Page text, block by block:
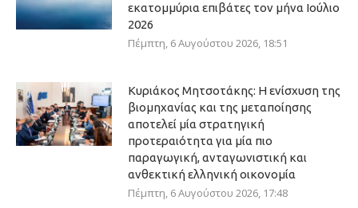
εκατομμύρια επιβάτες τον μήνα Ιούλιο
2026
Πέμπτη, 6 Αυγούστου 2026, 18:51
Κυριάκος Μητσοτάκης: Η ενίσχυση της
βιομηχανίας και της μεταποίησης
αποτελεί μία στρατηγική
προτεραιότητα για μία πιο
παραγωγική, ανταγωνιστική και
ανθεκτική ελληνική οικονομία
Πέμπτη, 6 Αυγούστου 2026, 17:48